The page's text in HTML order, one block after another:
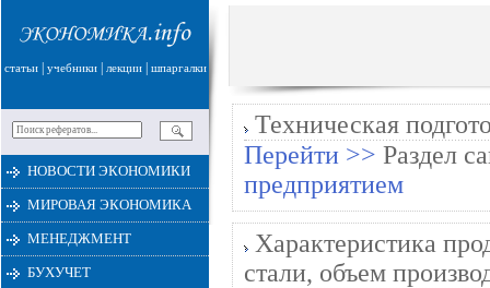
статьи| учебники| лекции| шпаргалки
НОВОСТИ ЭКОНОМИКИ
МИРОВАЯ ЭКОНОМИКА
МЕНЕДЖМЕНТ
БУХУЧЕТ
Техническая
Перейти >> Раздел
предприятием
Характеристика
стали, объем